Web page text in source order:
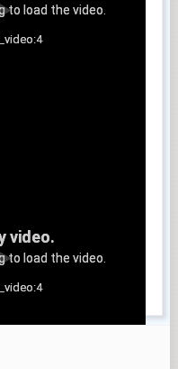
to load the video.
video.
to load the video.